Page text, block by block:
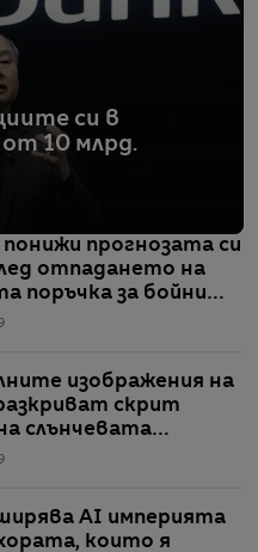
си в
от 10 млрд.
понижи прогнозата си
отпадането на
поръчка за бойни
F126
изображения на
скрит
слънчевата
AI империята
които я